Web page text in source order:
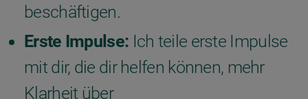
beschäftigen.
Erste Impulse: Ich teile erste Impulse
mit dir, die dir helfen können, mehr
Klarheit über